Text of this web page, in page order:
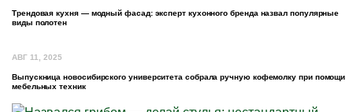
Трендовая кухня — модный фасад: эксперт кухонного бренда назвал популярные
виды полотен
АВГ 11, 2025
Выпускница новосибирского университета собрала ручную кофемолку при помощи
мебельных техник